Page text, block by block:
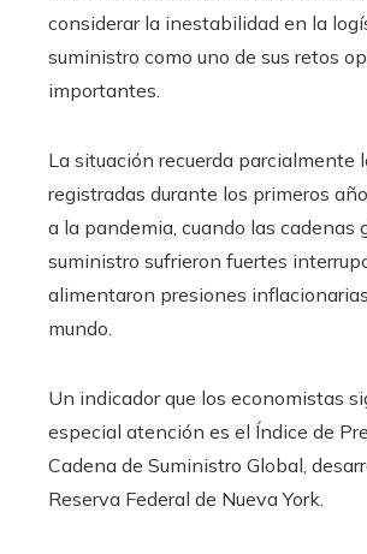
considerar la inestabilidad en la
suministro como uno de sus retos
importantes.
La situación recuerda parcialmente
registradas durante los primeros
a la pandemia, cuando las cadenas
suministro sufrieron fuertes
alimentaron presiones
mundo.
Un indicador que los economistas
especial atención es el Índice de
Cadena de Suministro Global,
Reserva Federal de Nueva York.